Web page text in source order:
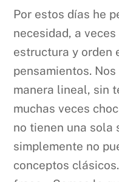
Por estos días he
necesidad, a
estructura y orden
pensamientos.
manera lineal, sin
muchas veces
no tienen una sola
simplemente no
conceptos